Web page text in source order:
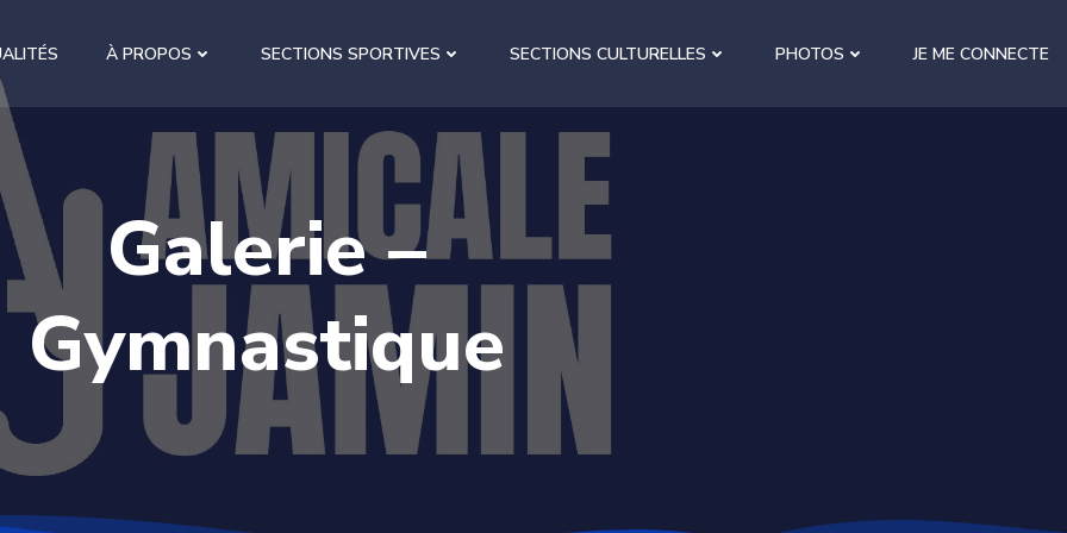
À PROPOS SECTIONS SPORTIVES SECTIONS CULTURELLES PHOTOS JE ME CONNECTE
Galerie –
Gymnastique